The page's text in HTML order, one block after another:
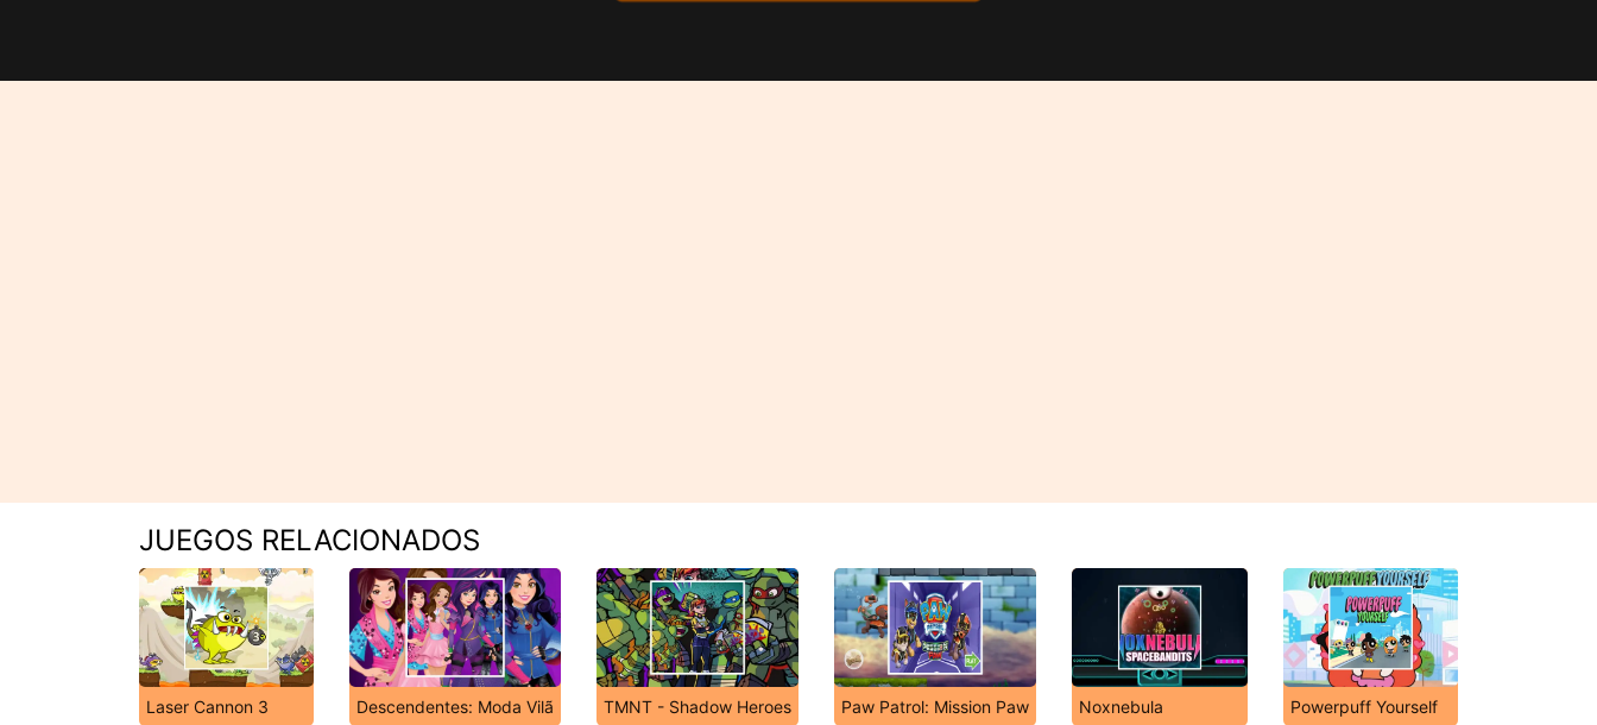
JUEGOS RELACIONADOS
Laser Cannon 3 Descendentes: Moda Vilã TMNT - Shadow Heroes Paw Patrol: Mission Paw Noxnebula Powerpuff Yourself